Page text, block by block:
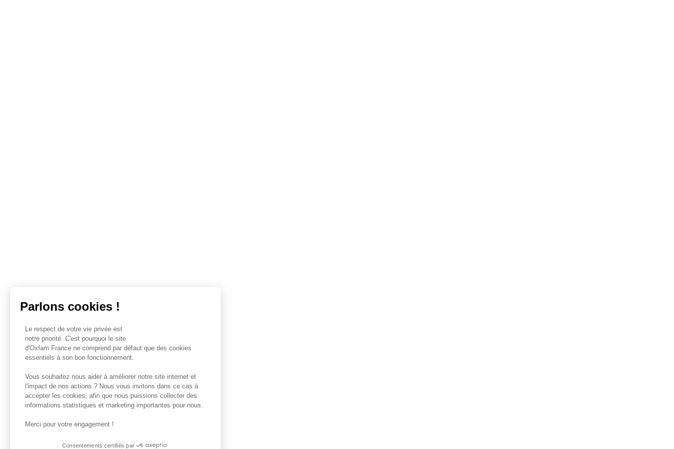
Parlons cookies !
Le respect de votre vie privée est
notre priorité. C'est pourquoi le site
d'Oxfam France ne comprend par défaut que des cookies
essentiels à son bon fonctionnement.
Vous souhaitez nous aider à améliorer notre site internet et
l'impact de nos actions ? Nous vous invitons dans ce cas à
accepter les cookies, afin que nous puissions collecter des
informations statistiques et marketing importantes pour nous.
Merci pour votre engagement !
Consentements certifiés par